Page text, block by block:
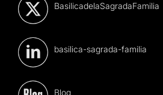
BasilicadelaSagradaFamilia
basilica-sagrada-familia
Blog